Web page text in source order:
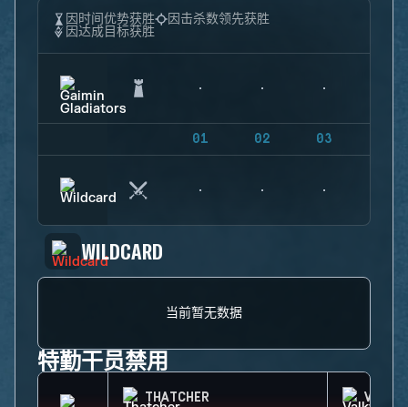
因时间优势获胜
因击杀数领先获胜
因达成目标获胜
01 02 03
WILDCARD
当前暂无数据
特勤干员禁用
THATCHER